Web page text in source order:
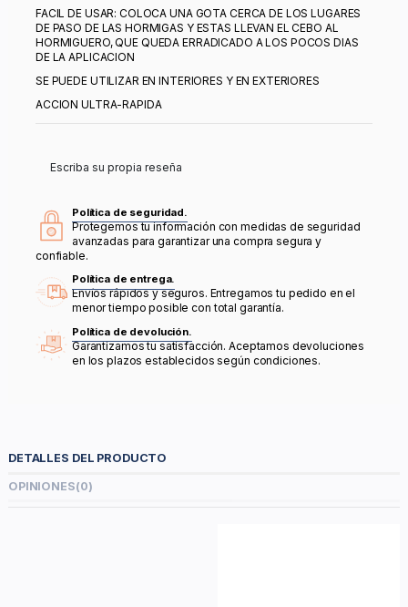
FACIL DE USAR: COLOCA UNA GOTA CERCA DE LOS LUGARES
DE PASO DE LAS HORMIGAS Y ESTAS LLEVAN EL CEBO AL
HORMIGUERO, QUE QUEDA ERRADICADO A LOS POCOS DIAS
DE LA APLICACION
SE PUEDE UTILIZAR EN INTERIORES Y EN EXTERIORES
ACCION ULTRA-RAPIDA
Escriba su propia reseña
Política de seguridad.
Protegemos tu información con medidas de seguridad
avanzadas para garantizar una compra segura y
confiable.
Política de entrega.
Envíos rápidos y seguros. Entregamos tu pedido en el
menor tiempo posible con total garantía.
Política de devolución.
Garantizamos tu satisfacción. Aceptamos devoluciones
en los plazos establecidos según condiciones.
DETALLES DEL PRODUCTO
OPINIONES(0)